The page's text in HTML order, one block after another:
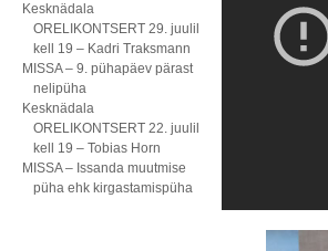
Kesknädala
ORELIKONTSERT 29. juulil
kell 19 – Kadri Traksmann
MISSA – 9. pühapäev pärast
nelipüha
Kesknädala
ORELIKONTSERT 22. juulil
kell 19 – Tobias Horn
MISSA – Issanda muutmise
püha ehk kirgastamispüha